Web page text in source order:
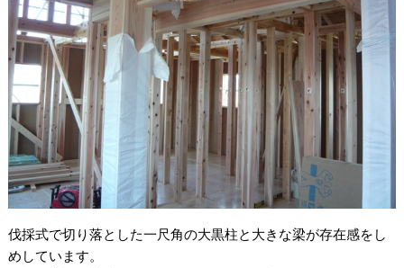
伐採式で切り落とした一尺角の大黒柱と大きな梁が存在感をし
めしています。